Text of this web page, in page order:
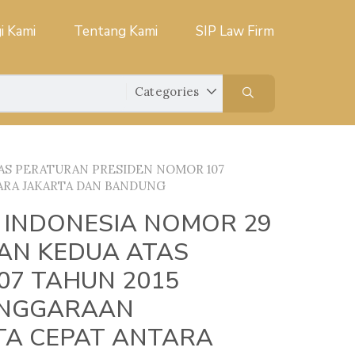
Kami Tentang Kami SIP Law Firm
PERATURAN PRESIDEN NOMOR 107
JAKARTA DAN BANDUNG
NOMOR 29
KEDUA ATAS
TAHUN 2015
CEPAT ANTARA